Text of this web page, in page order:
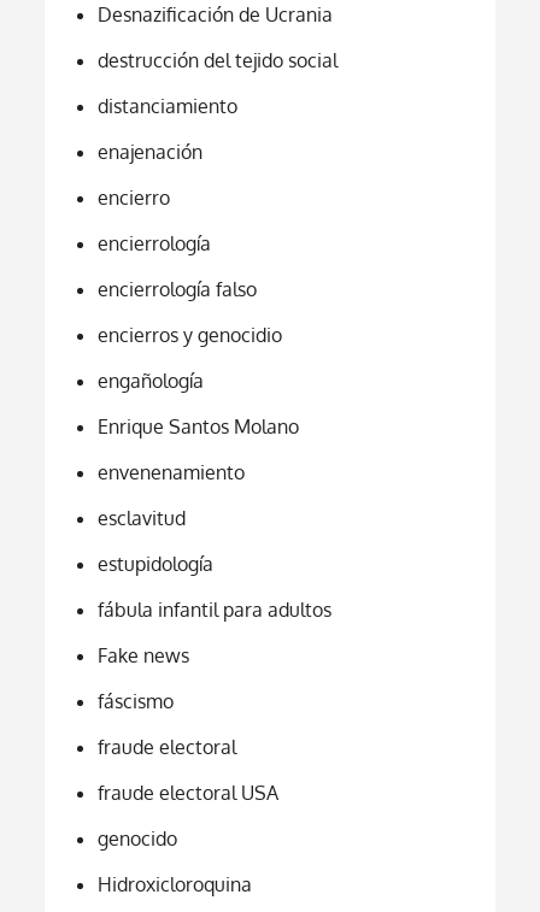
Desnazificación de Ucrania
destrucción del tejido social
distanciamiento
enajenación
encierro
encierrología
encierrología falso
encierros y genocidio
engañología
Enrique Santos Molano
envenenamiento
esclavitud
estupidología
fábula infantil para adultos
Fake news
fáscismo
fraude electoral
fraude electoral USA
genocido
Hidroxicloroquina